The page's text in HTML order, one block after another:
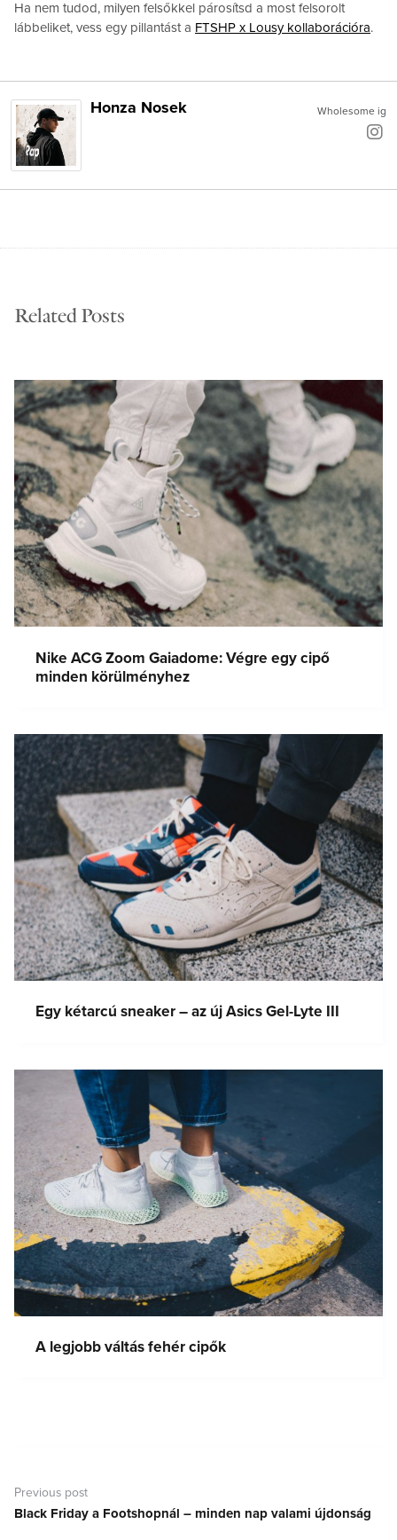
Ha nem tudod, milyen felsőkkel párosítsd a most felsorolt
lábbeliket, vess egy pillantást a FTSHP x Lousy kollaborációra.
Wholesome ig
Honza Nosek
Related Posts
Nike ACG Zoom Gaiadome: Végre egy cipő
minden körülményhez
Egy kétarcú sneaker – az új Asics Gel-Lyte III
A legjobb váltás fehér cipők
navigáció
Previous post
Previous
Black Friday a Footshopnál – minden nap valami újdonság